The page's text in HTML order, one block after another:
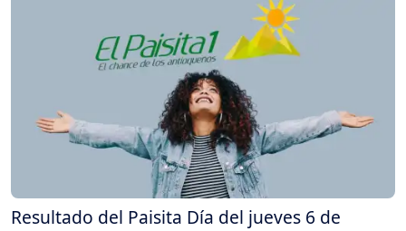
Resultado del Paisita Día del jueves 6 de